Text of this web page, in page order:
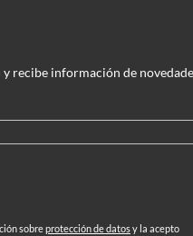
recibe información de
sobreprotección de datosy la acepto